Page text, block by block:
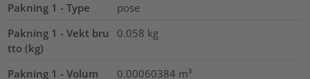
Pakning 1 - Type
pose
Pakning 1 - Vekt bru
tto (kg)
0.058 kg
Pakning 1 - Volum
0.00060384 m³